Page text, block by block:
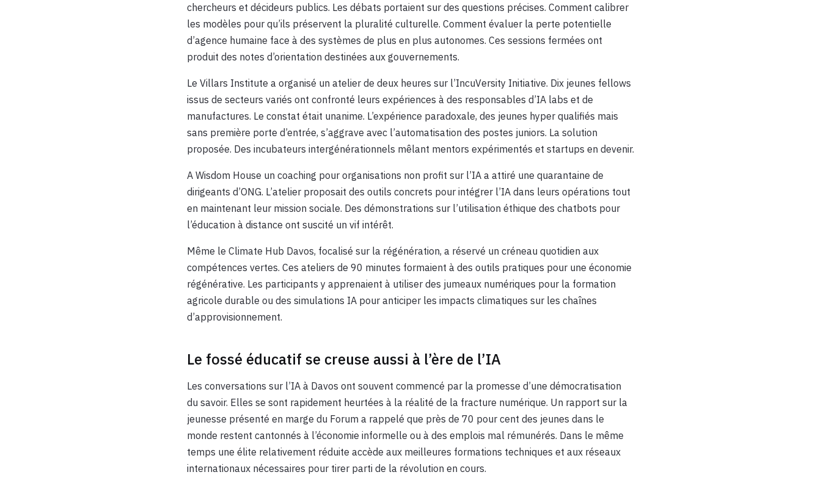
chercheurs et décideurs publics. Les débats portaient sur des questions précises. Comment calibrer
les modèles pour qu’ils préservent la pluralité culturelle. Comment évaluer la perte potentielle
d’agence humaine face à des systèmes de plus en plus autonomes. Ces sessions fermées ont
produit des notes d’orientation destinées aux gouvernements.
Le Villars Institute a organisé un atelier de deux heures sur l’IncuVersity Initiative. Dix jeunes fellows
issus de secteurs variés ont confronté leurs expériences à des responsables d’IA labs et de
manufactures. Le constat était unanime. L’expérience paradoxale, des jeunes hyper qualifiés mais
sans première porte d’entrée, s’aggrave avec l’automatisation des postes juniors. La solution
proposée. Des incubateurs intergénérationnels mêlant mentors expérimentés et startups en devenir.
A Wisdom House un coaching pour organisations non profit sur l’IA a attiré une quarantaine de
dirigeants d’ONG. L’atelier proposait des outils concrets pour intégrer l’IA dans leurs opérations tout
en maintenant leur mission sociale. Des démonstrations sur l’utilisation éthique des chatbots pour
l’éducation à distance ont suscité un vif intérêt.
Même le Climate Hub Davos, focalisé sur la régénération, a réservé un créneau quotidien aux
compétences vertes. Ces ateliers de 90 minutes formaient à des outils pratiques pour une économie
régénérative. Les participants y apprenaient à utiliser des jumeaux numériques pour la formation
agricole durable ou des simulations IA pour anticiper les impacts climatiques sur les chaînes
d’approvisionnement.
Le fossé éducatif se creuse aussi à l’ère de l’IA
Les conversations sur l’IA à Davos ont souvent commencé par la promesse d’une démocratisation
du savoir. Elles se sont rapidement heurtées à la réalité de la fracture numérique. Un rapport sur la
jeunesse présenté en marge du Forum a rappelé que près de 70 pour cent des jeunes dans le
monde restent cantonnés à l’économie informelle ou à des emplois mal rémunérés. Dans le même
temps une élite relativement réduite accède aux meilleures formations techniques et aux réseaux
internationaux nécessaires pour tirer parti de la révolution en cours.